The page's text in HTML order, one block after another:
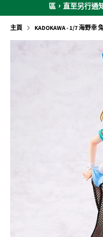
主頁 KADOKAWA - 1/7 海野幸